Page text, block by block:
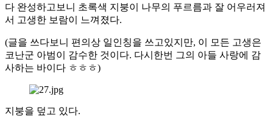
다 완성하고보니 초록색 지붕이 나무의 푸르름과 잘 어우러져
서 고생한 보람이 느껴졌다.
(글을 쓰다보니 편의상 일인칭을 쓰고있지만, 이 모든 고생은
코난군 아범이 감수한 것이다. 다시한번 그의 아들 사랑에 감
사하는 바이다 ㅎㅎㅎ)
지붕을 덮고 있다.